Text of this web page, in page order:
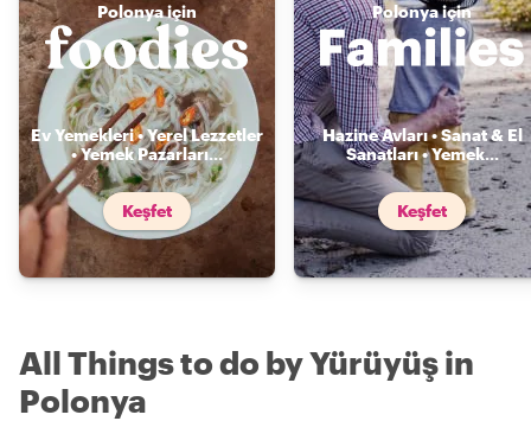
Polonya için
Ev Yemekleri • Yerel Lezzetler
• Yemek Pazarları...
Keşfet
Polonya için
Hazine Avları • Sanat & El
Sanatları • Yemek...
Keşfet
All Things to do by Yürüyüş in
Polonya